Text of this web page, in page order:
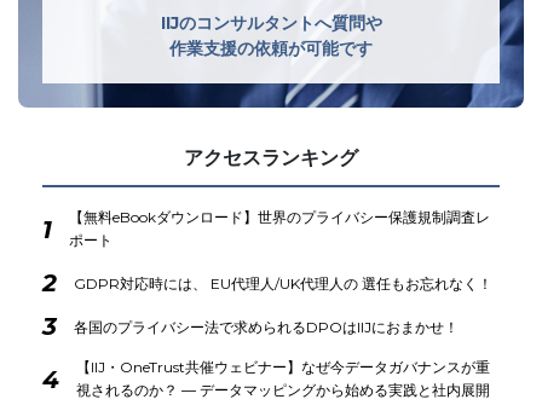
IIJのコンサルタントへ質問や
作業支援の依頼が可能です
アクセスランキング
1
【無料eBookダウンロード】世界のプライバシー保護規制調査レ
ポート
2 GDPR対応時には、 EU代理人/UK代理人の 選任もお忘れなく！
3 各国のプライバシー法で求められるDPOはIIJにおまかせ！
4
【IIJ・OneTrust共催ウェビナー】なぜ今データガバナンスが重
視されるのか？ ― データマッピングから始める実践と社内展開